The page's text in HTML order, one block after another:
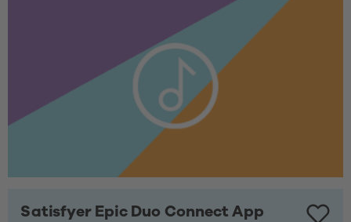
Satisfyer Epic Duo Connect App